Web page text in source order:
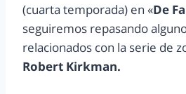
(cuarta temporada) en «De
seguiremos repasando
relacionados con la serie de
Robert Kirkman.